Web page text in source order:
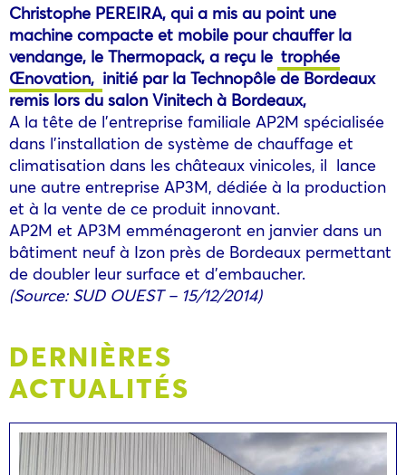
Christophe PEREIRA, qui a mis au point une
machine compacte et mobile pour chauffer la
vendange, le Thermopack, a reçu le trophée
Œnovation, initié par la Technopôle de Bordeaux
remis lors du salon Vinitech à Bordeaux,
A la tête de l’entreprise familiale AP2M spécialisée
dans l’installation de système de chauffage et
climatisation dans les châteaux vinicoles, il lance
une autre entreprise AP3M, dédiée à la production
et à la vente de ce produit innovant.
AP2M et AP3M emménageront en janvier dans un
bâtiment neuf à Izon près de Bordeaux permettant
de doubler leur surface et d’embaucher.
(Source: SUD OUEST – 15/12/2014)
DERNIÈRES
ACTUALITÉS